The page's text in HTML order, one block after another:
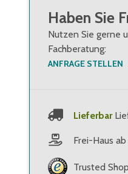
Haben Sie
Nutzen Sie gerne
Fachberatung:
ANFRAGE STELLEN
Lieferbar
Frei-Haus
Trusted